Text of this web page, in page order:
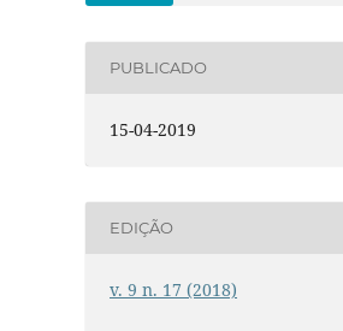
PUBLICADO
15-04-2019
EDIÇÃO
v. 9 n. 17 (2018)